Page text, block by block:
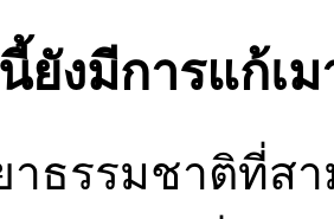
ยังมีการแก้เม
าธรรมชาติที่ส